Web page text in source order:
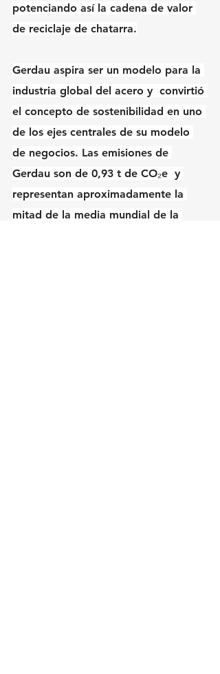
potenciando así la cadena de valor
de reciclaje de chatarra.
Gerdau aspira ser un modelo para la
industria global del acero y  convirtió
el concepto de sostenibilidad en uno
de los ejes centrales de su modelo
de negocios. Las emisiones de
Gerdau son de 0,93 t de CO₂e  y
representan aproximadamente la
mitad de la media mundial de la